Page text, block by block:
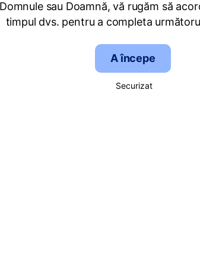
sau Doamnă, vă rugăm să
timpul dvs. pentru a completa
A începe
Securizat